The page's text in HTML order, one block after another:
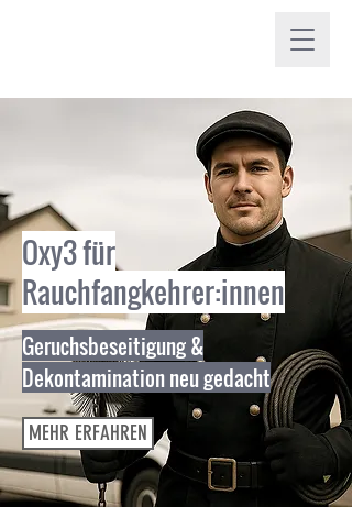
Oxy3 für
Rauchfangkehrer:innen
Geruchsbeseitigung &
Dekontamination neu gedacht
MEHR ERFAHREN